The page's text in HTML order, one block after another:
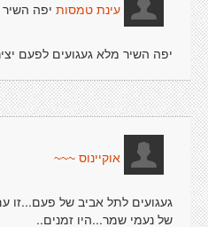
עינת טמסות יפה השיר
יפה השיר מלא געגועים לפעם
אוקיינוס ~~~
געגועים לתל אביב של פעם...זו
של נעמי שמר...היו זמנים..